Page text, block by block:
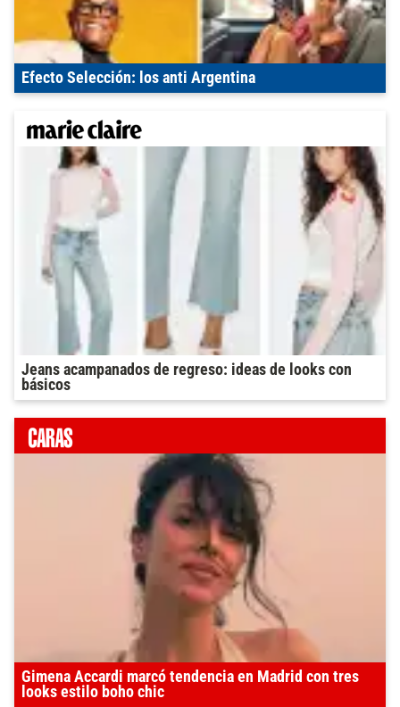
Efecto Selección: los anti Argentina
Jeans acampanados de regreso: ideas de looks con
básicos
Gimena Accardi marcó tendencia en Madrid con tres
looks estilo boho chic